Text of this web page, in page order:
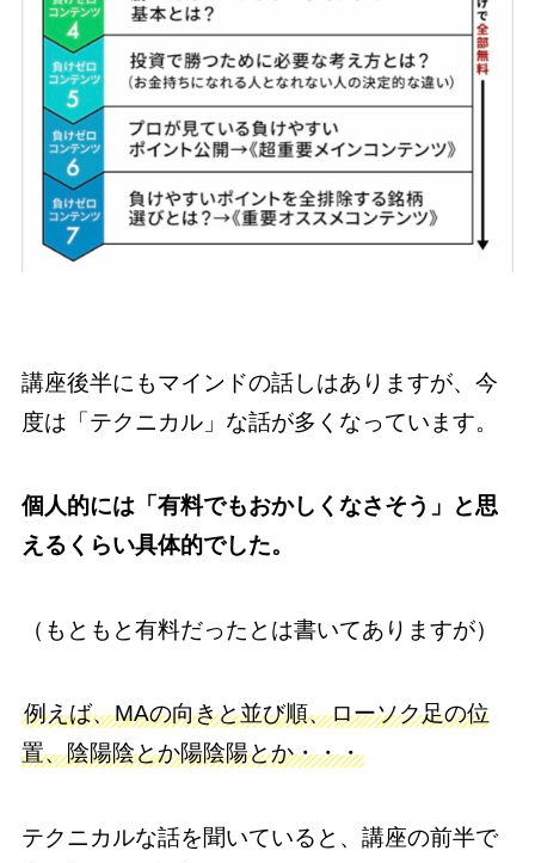
講座後半にもマインドの話しはありますが、今
度は「テクニカル」な話が多くなっています。
個人的には「有料でもおかしくなさそう」と思
えるくらい具体的でした。
（もともと有料だったとは書いてありますが）
例えば、MAの向きと並び順、ローソク足の位
置、陰陽陰とか陽陰陽とか・・・
テクニカルな話を聞いていると、講座の前半で